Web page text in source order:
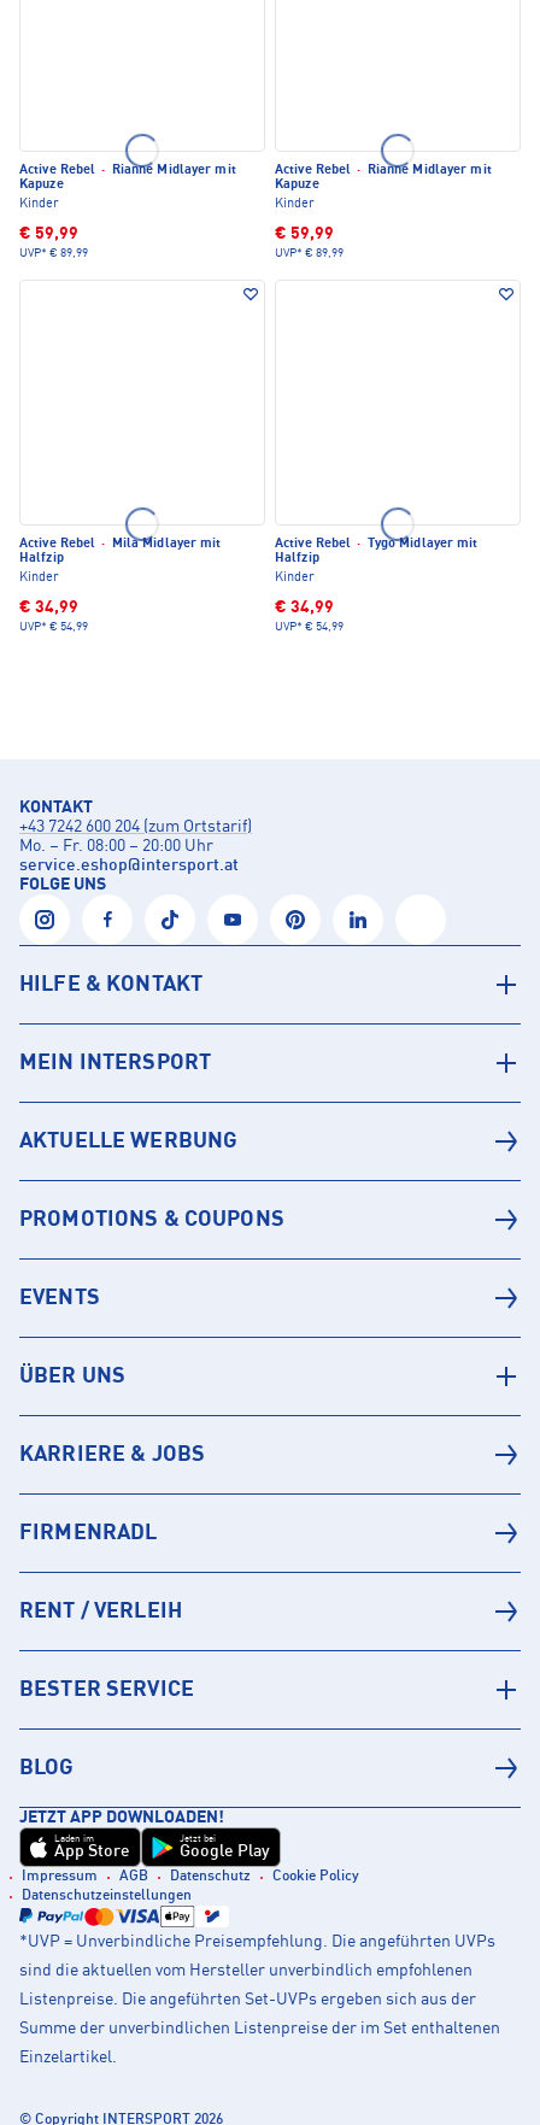
Active Rebel ·
Rianne Midlayer mit
Kapuze
Kinder
€ 59,99
UVP* € 89,99
Active Rebel ·
Rianne Midlayer mit
Kapuze
Kinder
€ 59,99
UVP* € 89,99
Active Rebel ·
Mila Midlayer mit
Halfzip
Kinder
€ 34,99
UVP* € 54,99
Active Rebel ·
Tygo Midlayer mit
Halfzip
Kinder
€ 34,99
UVP* € 54,99
KONTAKT
+43 7242 600 204 (zum Ortstarif)
Mo. – Fr. 08:00 – 20:00 Uhr
service.eshop@intersport.at
FOLGE UNS
HILFE & KONTAKT
MEIN INTERSPORT
AKTUELLE WERBUNG
PROMOTIONS & COUPONS
EVENTS
ÜBER UNS
KARRIERE & JOBS
FIRMENRADL
RENT / VERLEIH
BESTER SERVICE
BLOG
JETZT APP DOWNLOADEN!
Laden im
App Store
Jetzt bei
Google Play
Impressum AGB Datenschutz
Cookie Policy
Datenschutzeinstellungen
*UVP = Unverbindliche Preisempfehlung. Die angeführten UVPs
sind die aktuellen vom Hersteller unverbindlich empfohlenen
Listenpreise. Die angeführten Set-UVPs ergeben sich aus der
Summe der unverbindlichen Listenpreise der im Set enthaltenen
Einzelartikel.
© Copyright INTERSPORT 2026